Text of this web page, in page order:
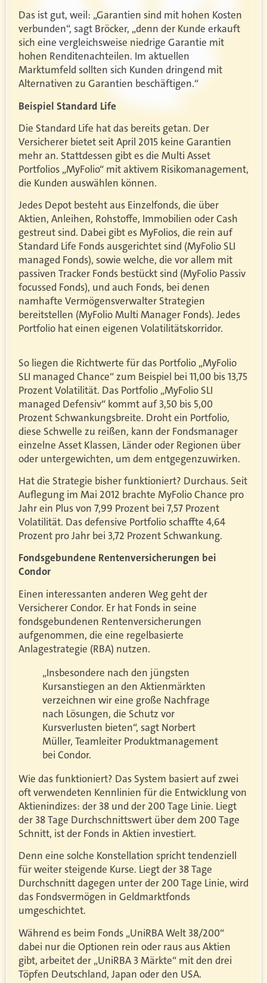
Das ist gut, weil: „Garantien sind mit hohen Kosten
verbunden“, sagt Bröcker, „denn der Kunde erkauft
sich eine vergleichsweise niedrige Garantie mit
hohen Renditenachteilen. Im aktuellen
Marktumfeld sollten sich Kunden dringend mit
Alternativen zu Garantien beschäftigen.“
Beispiel Standard Life
Die Standard Life hat das bereits getan. Der
Versicherer bietet seit April 2015 keine Garantien
mehr an. Stattdessen gibt es die Multi Asset
Portfolios „MyFolio“ mit aktivem Risikomanagement,
die Kunden auswählen können.
Jedes Depot besteht aus Einzelfonds, die über
Aktien, Anleihen, Rohstoffe, Immobilien oder Cash
gestreut sind. Dabei gibt es MyFolios, die rein auf
Standard Life Fonds ausgerichtet sind (MyFolio SLI
managed Fonds), sowie welche, die vor allem mit
passiven Tracker Fonds bestückt sind (MyFolio Passiv
focussed Fonds), und auch Fonds, bei denen
namhafte Vermögensverwalter Strategien
bereitstellen (MyFolio Multi Manager Fonds). Jedes
Portfolio hat einen eigenen Volatilitätskorridor.
So liegen die Richtwerte für das Portfolio „MyFolio
SLI managed Chance“ zum Beispiel bei 11,00 bis 13,75
Prozent Volatilität. Das Portfolio „MyFolio SLI
managed Defensiv“ kommt auf 3,50 bis 5,00
Prozent Schwankungsbreite. Droht ein Portfolio,
diese Schwelle zu reißen, kann der Fondsmanager
einzelne Asset Klassen, Länder oder Regionen über
oder untergewichten, um dem entgegenzuwirken.
Hat die Strategie bisher funktioniert? Durchaus. Seit
Auflegung im Mai 2012 brachte MyFolio Chance pro
Jahr ein Plus von 7,99 Prozent bei 7,57 Prozent
Volatilität. Das defensive Portfolio schaffte 4,64
Prozent pro Jahr bei 3,72 Prozent Schwankung.
Fondsgebundene Rentenversicherungen bei
Condor
Einen interessanten anderen Weg geht der
Versicherer Condor. Er hat Fonds in seine
fondsgebundenen Rentenversicherungen
aufgenommen, die eine regelbasierte
Anlagestrategie (RBA) nutzen.
„Insbesondere nach den jüngsten
Kursanstiegen an den Aktienmärkten
verzeichnen wir eine große Nachfrage
nach Lösungen, die Schutz vor
Kursverlusten bieten“, sagt Norbert
Müller, Teamleiter Produktmanagement
bei Condor.
Wie das funktioniert? Das System basiert auf zwei
oft verwendeten Kennlinien für die Entwicklung von
Aktienindizes: der 38 und der 200 Tage Linie. Liegt
der 38 Tage Durchschnittswert über dem 200 Tage
Schnitt, ist der Fonds in Aktien investiert.
Denn eine solche Konstellation spricht tendenziell
für weiter steigende Kurse. Liegt der 38 Tage
Durchschnitt dagegen unter der 200 Tage Linie, wird
das Fondsvermögen in Geldmarktfonds
umgeschichtet.
Während es beim Fonds „UniRBA Welt 38/200“
dabei nur die Optionen rein oder raus aus Aktien
gibt, arbeitet der „UniRBA 3 Märkte“ mit den drei
Töpfen Deutschland, Japan oder den USA.